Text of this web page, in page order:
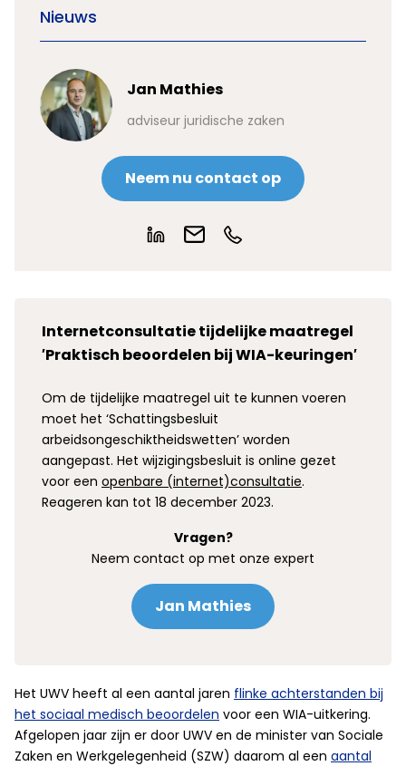
Nieuws
Jan Mathies
adviseur juridische zaken
Neem nu contact op
Internetconsultatie tijdelijke maatregel
′Praktisch beoordelen bij WIA-keuringen′
Om de tijdelijke maatregel uit te kunnen voeren
moet het ‘Schattingsbesluit
arbeidsongeschiktheidswetten’ worden
aangepast. Het wijzigingsbesluit is online gezet
voor een openbare (internet)consultatie.
Reageren kan tot 18 december 2023.
Vragen?
Neem contact op met onze expert
Jan Mathies
Het UWV heeft al een aantal jaren flinke achterstanden bij
het sociaal medisch beoordelen voor een WIA-uitkering.
Afgelopen jaar zijn er door UWV en de minister van Sociale
Zaken en Werkgelegenheid (SZW) daarom al een aantal